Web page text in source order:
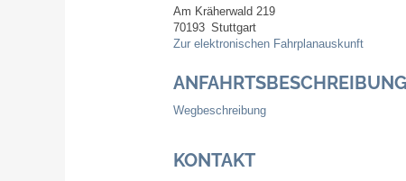
Am Kräherwald 219
70193 Stuttgart
Zur elektronischen Fahrplanauskunft
ANFAHRTSBESCHREIBUNG
Wegbeschreibung
KONTAKT